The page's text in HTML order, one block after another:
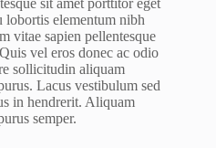
sit amet porttitor eget
elementum nibh
vitae sapien pellentesque
vel eros donec ac odio
sollicitudin aliquam
Lacus vestibulum sed
in hendrerit. Aliquam
semper.